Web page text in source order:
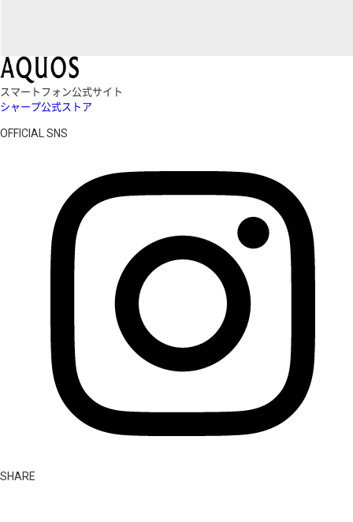
スマートフォン公式サイト
シャープ公式ストア
OFFICIAL SNS
SHARE